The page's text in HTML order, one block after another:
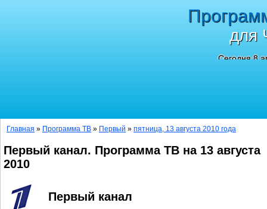
для
Сегодня 8
Главная » Программа ТВ » Первый » пятница, 13 августа 2010 года
Первый канал. Программа ТВ на 13 августа
2010
Первый канал